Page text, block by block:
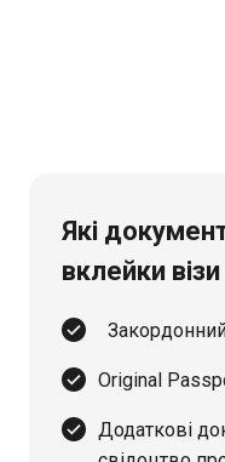
Які
вклейки
Original
Додаткові